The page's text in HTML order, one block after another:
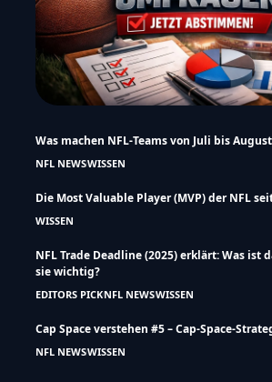
Was machen NFL-Teams von Juli bis
NFL NEWSWISSEN
Die Most Valuable Player (MVP) der NFL
WISSEN
NFL Trade Deadline (2025) erklärt: Was ist
sie wichtig?
EDITORS PICKNFL NEWSWISSEN
Cap Space verstehen #5 – Cap-Space-
NFL NEWSWISSEN